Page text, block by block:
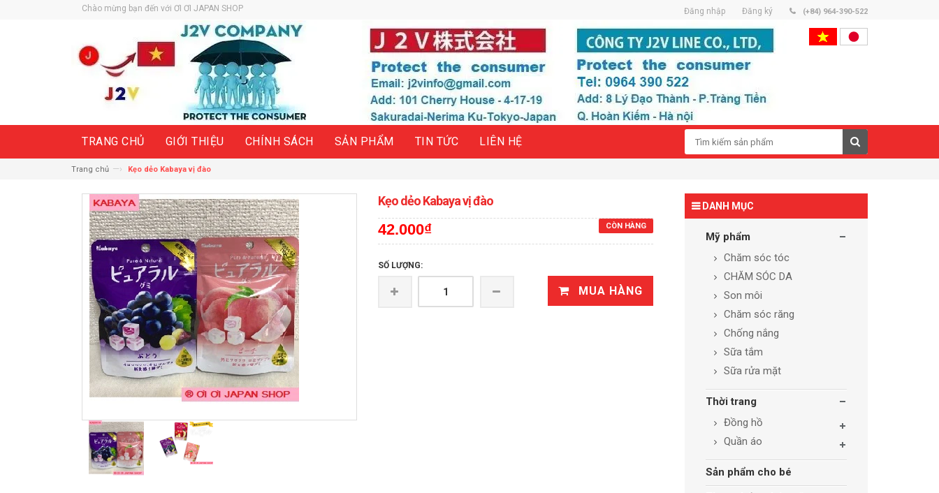
Chào mừng bạn đến với ƠI ƠI JAPAN SHOP Đăng nhập Đăng ký (+84) 964-390-522
TRANG CHỦ GIỚI THIỆU CHÍNH SÁCH SẢN PHẨM TIN TỨC LIÊN HỆ
Trang chủ —› Kẹo dẻo Kabaya vị đào
Kẹo dẻo Kabaya vị đào
CÒN HÀNG
42.000₫
SỐ LƯỢNG:
MUA HÀNG
DANH MỤC
Mỹ phẩm
Chăm sóc tóc
CHĂM SÓC DA
Son môi
Chăm sóc răng
Chống nắng
Sữa tắm
Sữa rửa mặt
Thời trang
Đồng hồ
Quần áo
Sản phẩm cho bé